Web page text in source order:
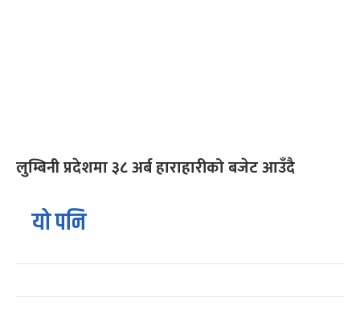
लुम्बिनी प्रदेशमा ३८ अर्ब हाराहारीको बजेट आउँदै
यो पनि